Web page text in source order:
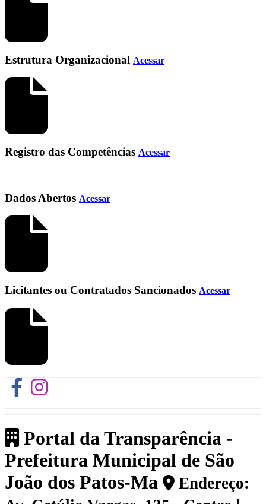
Estrutura Organizacional Acessar
Registro das Competências Acessar
Dados Abertos Acessar
Licitantes ou Contratados Sancionados Acessar
Portal da Transparência -
Prefeitura Municipal de São
João dos Patos-Ma
Endereço: